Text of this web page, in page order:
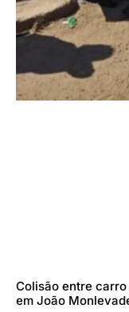
Colisão entre
em João